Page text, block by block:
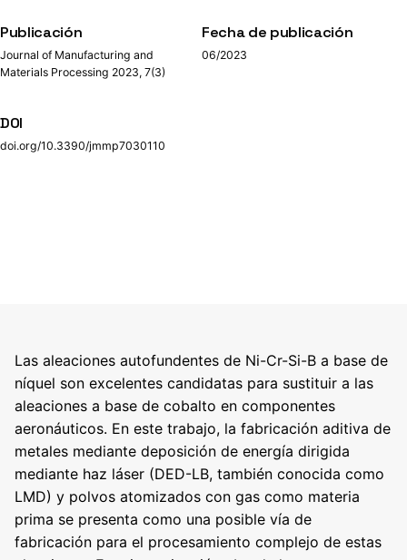
Publicación
Journal of Manufacturing and
Materials Processing 2023, 7(3)
Fecha de publicación
06/2023
DOI
doi.org/10.3390/jmmp7030110
Las aleaciones autofundentes de Ni-Cr-Si-B a base de
níquel son excelentes candidatas para sustituir a las
aleaciones a base de cobalto en componentes
aeronáuticos. En este trabajo, la fabricación aditiva de
metales mediante deposición de energía dirigida
mediante haz láser (DED-LB, también conocida como
LMD) y polvos atomizados con gas como materia
prima se presenta como una posible vía de
fabricación para el procesamiento complejo de estas